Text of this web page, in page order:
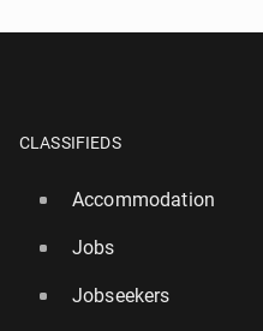
CLASSIFIEDS
Accommodation
Jobs
Jobseekers